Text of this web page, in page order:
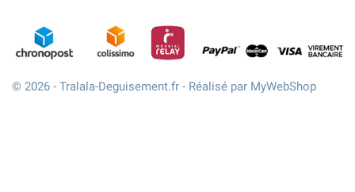
© 2026 - Tralala-Deguisement.fr - Réalisé par MyWebShop